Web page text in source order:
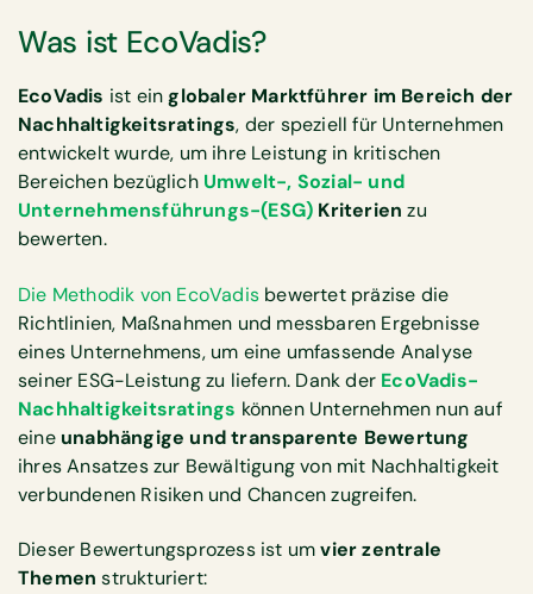
Was ist EcoVadis?
EcoVadis ist einglobaler Marktführer im Bereich der
Nachhaltigkeitsratings, der speziell für Unternehmen
entwickelt wurde, um ihre Leistung in kritischen
Bereichen bezüglich Umwelt-, Sozial- und
Unternehmensführungs-(ESG) Kriterien zu
bewerten.
Die Methodik von EcoVadis bewertet präzise die
Richtlinien, Maßnahmen und messbaren Ergebnisse
eines Unternehmens, um eine umfassende Analyse
seiner ESG-Leistung zu liefern. Dank der EcoVadis-
Nachhaltigkeitsratings können Unternehmen nun auf
eine unabhängige und transparente Bewertung
ihres Ansatzes zur Bewältigung von mit Nachhaltigkeit
verbundenen Risiken und Chancen zugreifen.
Dieser Bewertungsprozess ist umvier zentrale
Themen strukturiert: